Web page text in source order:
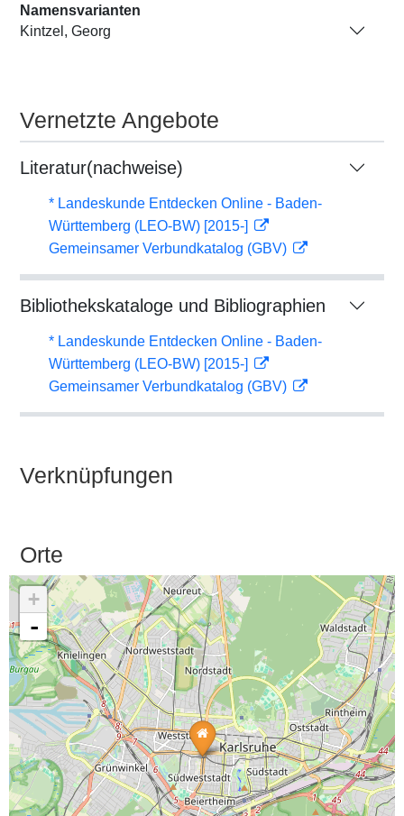
Namensvarianten
Kintzel, Georg
Vernetzte Angebote
Literatur(nachweise)
* Landeskunde Entdecken Online - Baden-
Württemberg (LEO-BW) [2015-]
Gemeinsamer Verbundkatalog (GBV)
Bibliothekskataloge und Bibliographien
* Landeskunde Entdecken Online - Baden-
Württemberg (LEO-BW) [2015-]
Gemeinsamer Verbundkatalog (GBV)
Verknüpfungen
Orte
+
-